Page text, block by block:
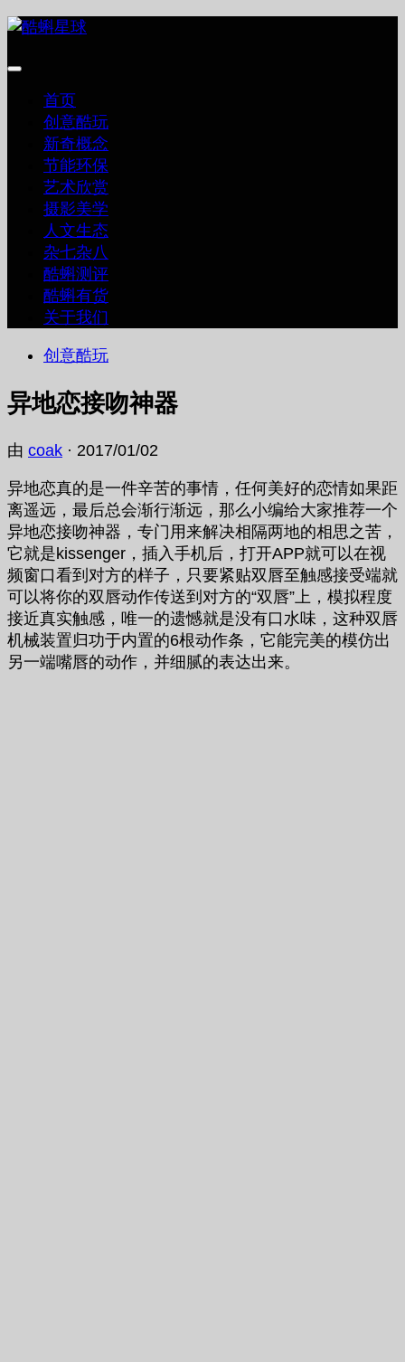
跳
内
首页
创意酷玩
新奇概念
节能环保
艺术欣赏
摄影美学
人文生态
杂七杂八
酷蝌测评
酷蝌有货
关于我们
创意酷玩
异地恋接吻神器
由 coak · 2017/01/02
异地恋真的是一件辛苦的事情，任何美好的恋情如果距
离遥远，最后总会渐行渐远，那么小编给大家推荐一个
异地恋接吻神器，专门用来解决相隔两地的相思之苦，
它就是kissenger，插入手机后，打开APP就可以在视
频窗口看到对方的样子，只要紧贴双唇至触感接受端就
可以将你的双唇动作传送到对方的“双唇”上，模拟程度
接近真实触感，唯一的遗憾就是没有口水味，这种双唇
机械装置归功于内置的6根动作条，它能完美的模仿出
另一端嘴唇的动作，并细腻的表达出来。